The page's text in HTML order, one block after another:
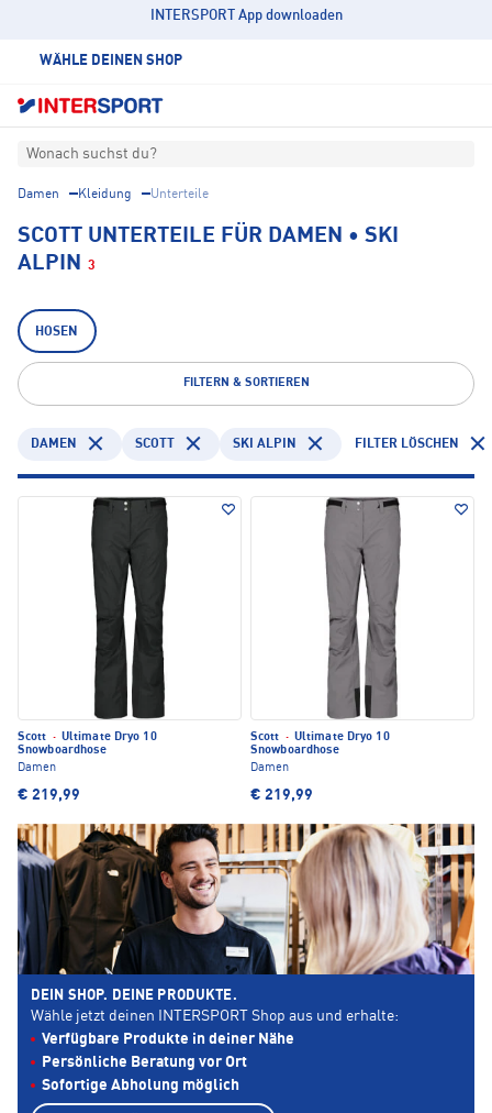
INTERSPORT App downloaden
WÄHLE DEINEN SHOP
Wonach suchst du?
Damen Kleidung Unterteile
SCOTT UNTERTEILE FÜR DAMEN • SKI
ALPIN 3
HOSEN
FILTERN & SORTIEREN
DAMEN SCOTT SKI ALPIN FILTER LÖSCHEN
Scott · Ultimate Dryo 10
Snowboardhose
Damen
€ 219,99
Scott · Ultimate Dryo 10
Snowboardhose
Damen
€ 219,99
DEIN SHOP. DEINE PRODUKTE.
Wähle jetzt deinen INTERSPORT Shop aus und erhalte:
Verfügbare Produkte in deiner Nähe
Persönliche Beratung vor Ort
Sofortige Abholung möglich